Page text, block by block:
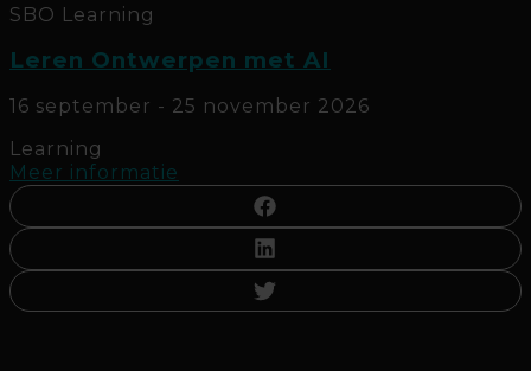
SBO Learning
Leren Ontwerpen met AI
16 september - 25 november 2026
Learning
Meer informatie